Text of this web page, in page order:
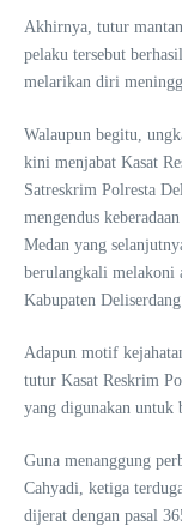
Akhirnya, tutur
pelaku tersebut
melarikan diri
Walaupun begitu,
kini menjabat Kasat
Satreskrim Polresta
mengendus
Medan yang
berulangkali melakoni
Kabupaten
Adapun motif
tutur Kasat Reskrim
yang digunakan untuk
Guna menanggung
Cahyadi, ketiga
dijerat dengan pasal